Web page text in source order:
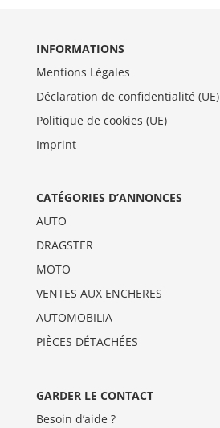
INFORMATIONS
Mentions Légales
Déclaration de confidentialité (UE)
Politique de cookies (UE)
Imprint
CATÉGORIES D’ANNONCES
AUTO
DRAGSTER
MOTO
VENTES AUX ENCHERES
AUTOMOBILIA
PIÈCES DÉTACHÉES
GARDER LE CONTACT
Besoin d’aide ?